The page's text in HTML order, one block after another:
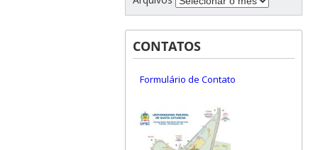
CONTATOS
Formulário de Contato